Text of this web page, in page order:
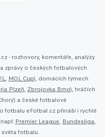
- rozhovory, komentáře, analýzy
zprávy o českých fotbalových
, MOL Cup), domácích týmech
Plzeň, Zbrojovka Brno), hráčích
a české fotbalové
fotbalu eFotbal.cz přináší i rychlé
Premier League, Bundesliga,
světa fotbalu.